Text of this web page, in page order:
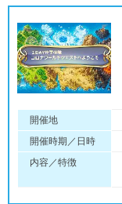
開催地
開催時期／日時
内容／特徴